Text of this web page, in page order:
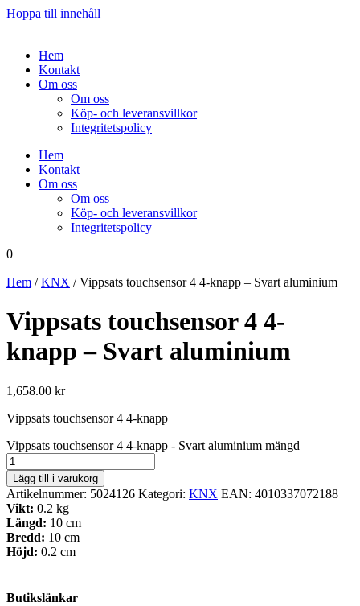
Hoppa till innehåll
Hem
Kontakt
Om oss
Om oss
Köp- och leveransvillkor
Integritetspolicy
Hem
Kontakt
Om oss
Om oss
Köp- och leveransvillkor
Integritetspolicy
0
Hem /KNX / Vippsats touchsensor 4 4-knapp – Svart aluminium
Vippsats touchsensor 4 4-
knapp – Svart aluminium
1,658.00 kr
Vippsats touchsensor 4 4-knapp
Vippsats touchsensor 4 4-knapp - Svart aluminium mängd
Lägg till i varukorg
Artikelnummer: 5024126 Kategori: KNX EAN: 4010337072188
Vikt: 0.2 kg
Längd: 10 cm
Bredd: 10 cm
Höjd: 0.2 cm
Butikslänkar